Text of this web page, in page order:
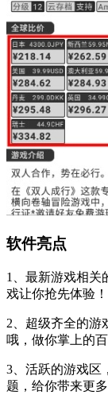
软件亮点
1、最新游戏相关
戏让你抢先体验！
2、超级齐全的游
哦，做你掌上的百
3、活跃的游戏区
题，给你带来更